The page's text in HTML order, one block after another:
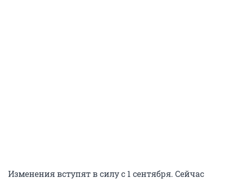
Изменения вступят в силу с 1 сентября. Сейчас